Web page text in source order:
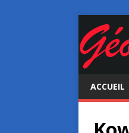
ACCUEIL